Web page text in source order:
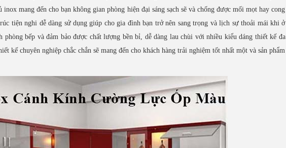
mang đến cho bạn không gian phòng hiện đại sáng sạch sẽ và chống được mối mọt hay cong
tiện nghi dễ dàng sử dụng giúp cho gia đình bạn trở nên sang trọng và lịch sự thoải mái khi ở
bếp và đảm bảo được chất lượng bền bỉ, dễ dàng lau chùi với nhiều kiểu dáng thiết kế đa
kế chuyên nghiệp chắc chắn sẽ mang đến cho khách hàng trải nghiệm tốt nhất một và sản phẩm